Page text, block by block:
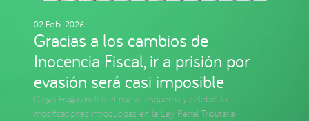
02 Feb. 2026
Gracias a los cambios de
Inocencia Fiscal, ir a prisión por
evasión será casi imposible
Diego Fraga analizó el nuevo esquema y celebró las
modificaciones introducidas en la Ley Penal Tributaria